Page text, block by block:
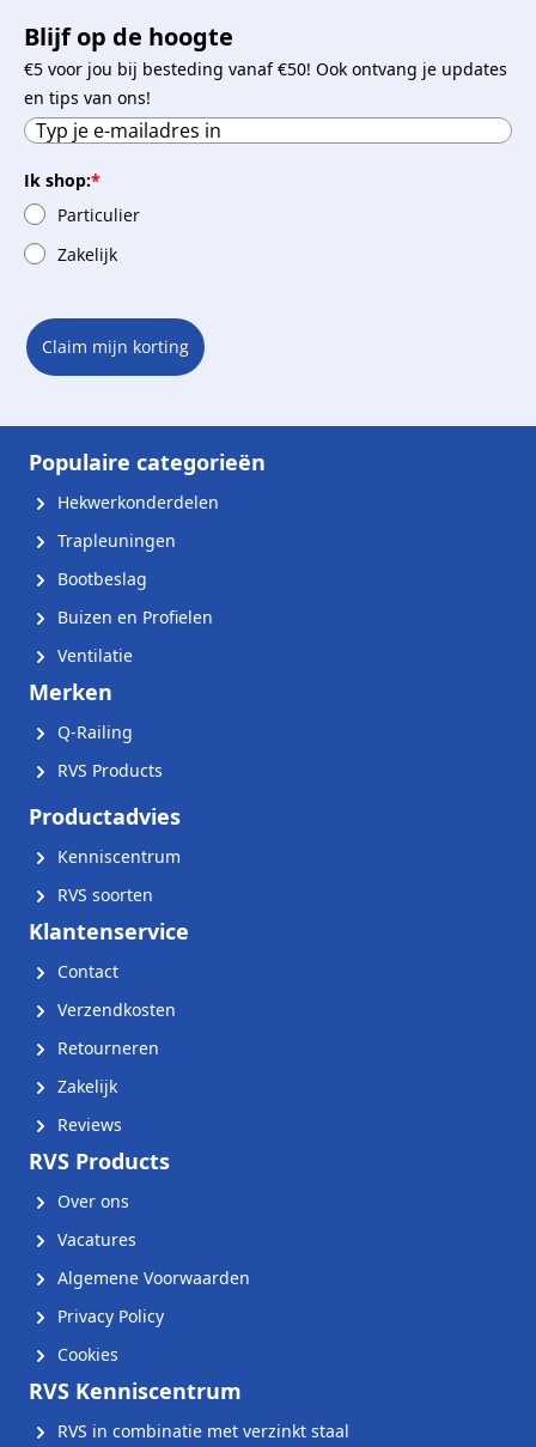
Blijf op de hoogte
€5 voor jou bij besteding vanaf €50! Ook ontvang je updates
en tips van ons!
Ik shop:*
Particulier
Zakelijk
Claim mijn korting
Populaire categorieën
Hekwerkonderdelen
Trapleuningen
Bootbeslag
Buizen en Profielen
Ventilatie
Merken
Q-Railing
RVS Products
Productadvies
Kenniscentrum
RVS soorten
Klantenservice
Contact
Verzendkosten
Retourneren
Zakelijk
Reviews
RVS Products
Over ons
Vacatures
Algemene Voorwaarden
Privacy Policy
Cookies
RVS Kenniscentrum
RVS in combinatie met verzinkt staal